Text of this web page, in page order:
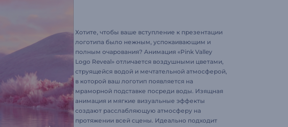
Хотите, чтобы ваше вступление к презентации
логотипа было нежным, успокаивающим и
полным очарования? Анимация «Pink Valley
Logo Reveal» отличается воздушными цветами,
струящейся водой и мечтательной атмосферой,
в которой ваш логотип появляется на
мраморной подставке посреди воды. Изящная
анимация и мягкие визуальные эффекты
создают расслабляющую атмосферу на
протяжении всей сцены. Идеально подходит